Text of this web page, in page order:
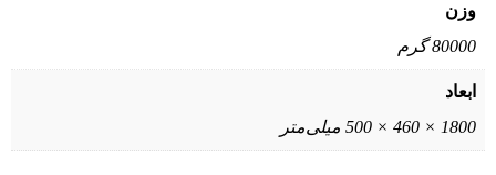
وزن
80000 گرم
ابعاد
1800 × 460 × 500 میلی‌متر